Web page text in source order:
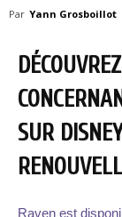
Par Yann Grosboillot
SUR
Raven est